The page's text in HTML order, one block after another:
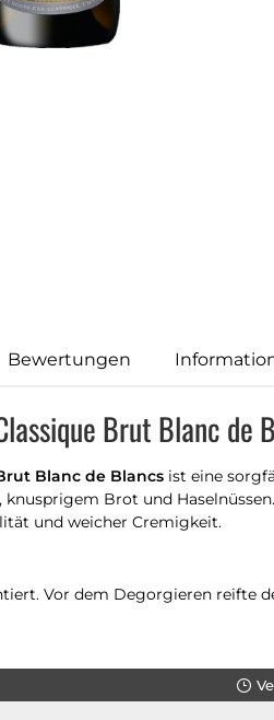
Bewertungen
Brut Blanc de
Blanc de Blancs ist eine
Brot und
und weicher Cremigkeit.
Vor dem Degorgieren reifte